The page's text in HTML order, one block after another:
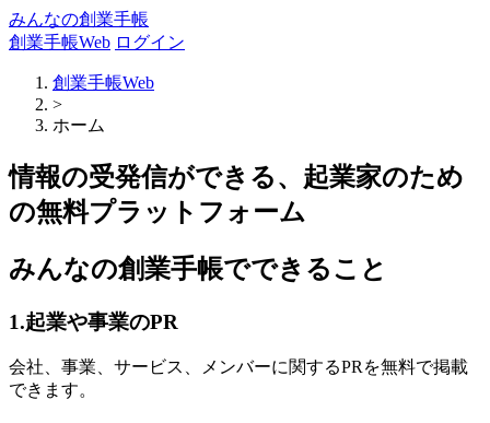
みんなの創業手帳
創業手帳Web ログイン
創業手帳Web
>
ホーム
情報の受発信ができる、起業家のため
の無料プラットフォーム
みんなの創業手帳でできること
1.起業や事業のPR
会社、事業、サービス、メンバーに関するPRを無料で掲載
できます。